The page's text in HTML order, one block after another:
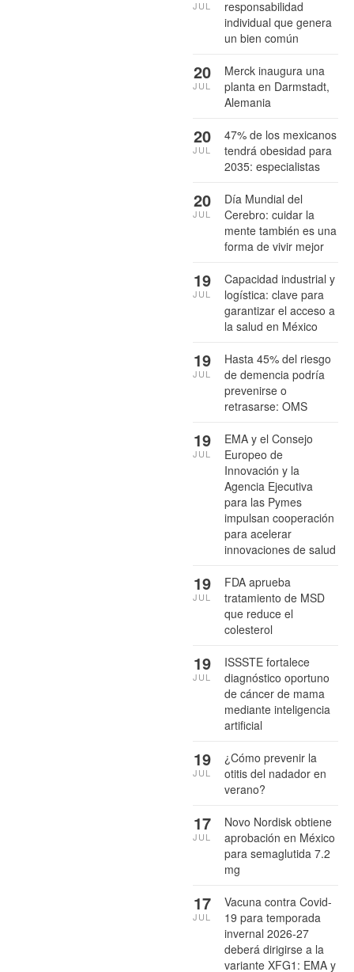
responsabilidad
individual que genera
un bien común
JUL
Merck inaugura una
planta en Darmstadt,
Alemania
20
JUL
47% de los mexicanos
tendrá obesidad para
2035: especialistas
20
JUL
Día Mundial del
Cerebro: cuidar la
mente también es una
forma de vivir mejor
20
JUL
Capacidad industrial y
logística: clave para
garantizar el acceso a
la salud en México
19
JUL
Hasta 45% del riesgo
de demencia podría
prevenirse o
retrasarse: OMS
19
JUL
EMA y el Consejo
Europeo de
Innovación y la
Agencia Ejecutiva
para las Pymes
impulsan cooperación
para acelerar
innovaciones de salud
19
JUL
FDA aprueba
tratamiento de MSD
que reduce el
colesterol
19
JUL
ISSSTE fortalece
diagnóstico oportuno
de cáncer de mama
mediante inteligencia
artificial
19
JUL
¿Cómo prevenir la
otitis del nadador en
verano?
19
JUL
Novo Nordisk obtiene
aprobación en México
para semaglutida 7.2
mg
17
JUL
Vacuna contra Covid-
19 para temporada
invernal 2026-27
deberá dirigirse a la
variante XFG1: EMA y
17
JUL